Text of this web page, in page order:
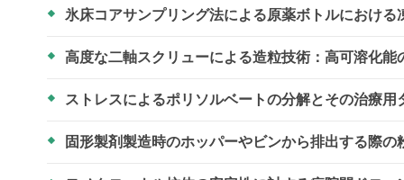
氷床コアサンプリング法による原薬ボトルにおけ
高度な二軸スクリューによる造粒技術：高可溶化
ストレスによるポリソルベートの分解とその治療
固形製剤製造時のホッパーやビンから排出する際